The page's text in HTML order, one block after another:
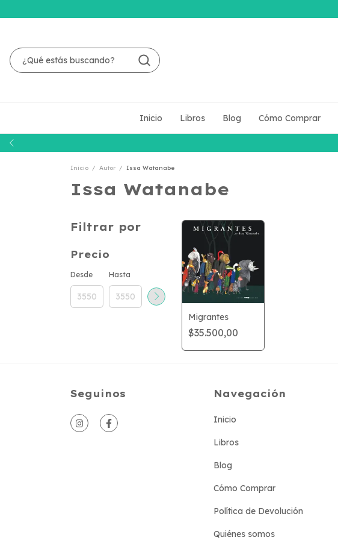
Inicio Libros Blog Cómo Comprar
Inicio / Autor / Issa Watanabe
Issa Watanabe
Filtrar por
Precio
Desde Hasta
Migrantes
$35.500,00
Seguinos Navegación
Inicio
Libros
Blog
Cómo Comprar
Política de Devolución
Quiénes somos